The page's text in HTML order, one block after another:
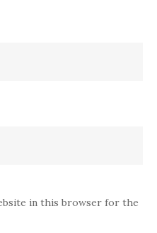
in this browser for the